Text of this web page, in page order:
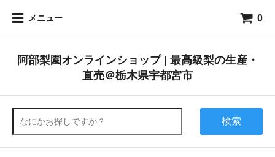
メニュー 0
阿部梨園オンラインショップ | 最高級梨の生産・
直売＠栃木県宇都宮市
検索